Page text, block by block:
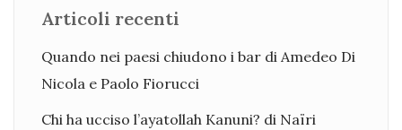
Articoli recenti
Quando nei paesi chiudono i bar di Amedeo Di
Nicola e Paolo Fiorucci
Chi ha ucciso l’ayatollah Kanuni? di Naïri